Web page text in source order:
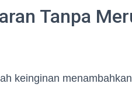
Tanpa
keinginan